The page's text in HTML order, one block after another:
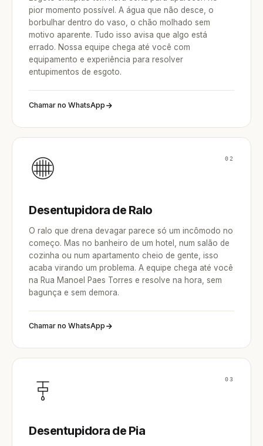
pior momento possível. A água que não desce, o
borbulhar dentro do vaso, o chão molhado sem
motivo aparente. Tudo isso avisa que algo está
errado. Nossa equipe chega até você com
equipamento e experiência para resolver
entupimentos de esgoto.
Chamar no WhatsApp
02
Desentupidora de Ralo
O ralo que drena devagar parece só um incômodo no
começo. Mas no banheiro de um hotel, num salão de
cozinha ou num apartamento cheio de gente, isso
acaba virando um problema. A equipe chega até você
na Rua Manoel Paes Torres e resolve na hora, sem
bagunça e sem demora.
Chamar no WhatsApp
03
Desentupidora de Pia